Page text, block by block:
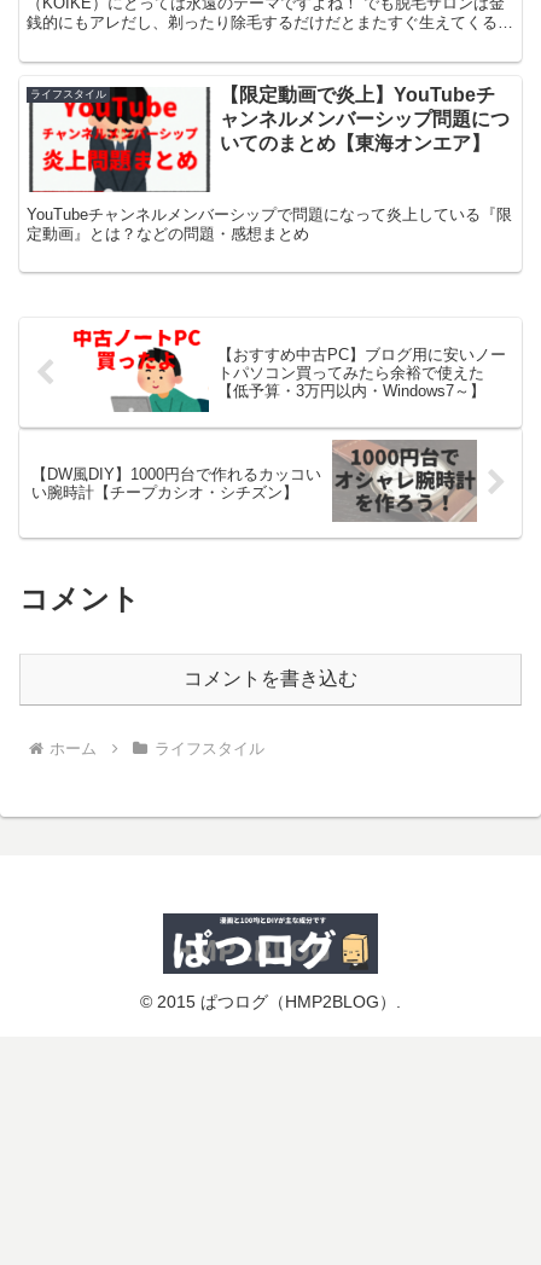
銭的にもアレだし、剃ったり除毛するだけだとまたすぐ生えてくる
ライフスタイル
【限定動画で炎上】YouTubeチ
ャンネルメンバーシップ問題につ
いてのまとめ【東海オンエア】
YouTubeチャンネルメンバーシップで問題になって炎上している『限
定動画』とは？などの問題・感想まとめ
【おすすめ中古PC】ブログ用に安いノー
トパソコン買ってみたら余裕で使えた
【低予算・3万円以内・Windows7～】
【DW風DIY】1000円台で作れるカッコい
い腕時計【チープカシオ・シチズン】
コメント
コメントを書き込む
ホーム ライフスタイル
© 2015 ぱつログ（HMP2BLOG）.